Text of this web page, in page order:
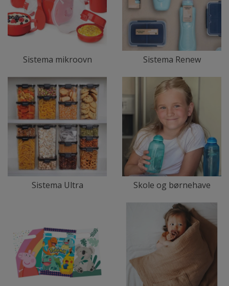
Sistema mikroovn Sistema Renew
Sistema Ultra Skole og børnehave